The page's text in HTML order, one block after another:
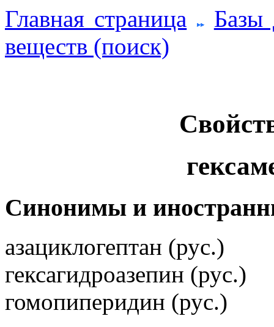
Главная страница
Базы
веществ (поиск)
Синонимы и
азациклогептан (рус.)
гексагидроазепин (рус.)
гомопиперидин (рус.)